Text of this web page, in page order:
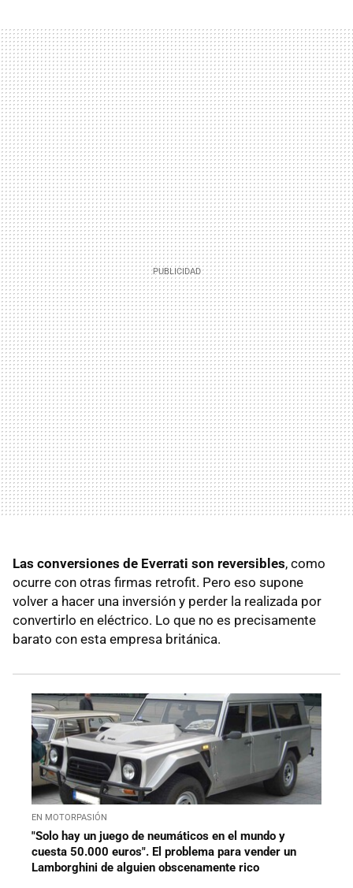
Las conversiones de Everrati son reversibles, como
ocurre con otras firmas retrofit. Pero eso supone
volver a hacer una inversión y perder la realizada por
convertirlo en eléctrico. Lo que no es precisamente
barato con esta empresa británica.
EN MOTORPASIÓN
"Solo hay un juego de neumáticos en el mundo y
cuesta 50.000 euros". El problema para vender un
Lamborghini de alguien obscenamente rico